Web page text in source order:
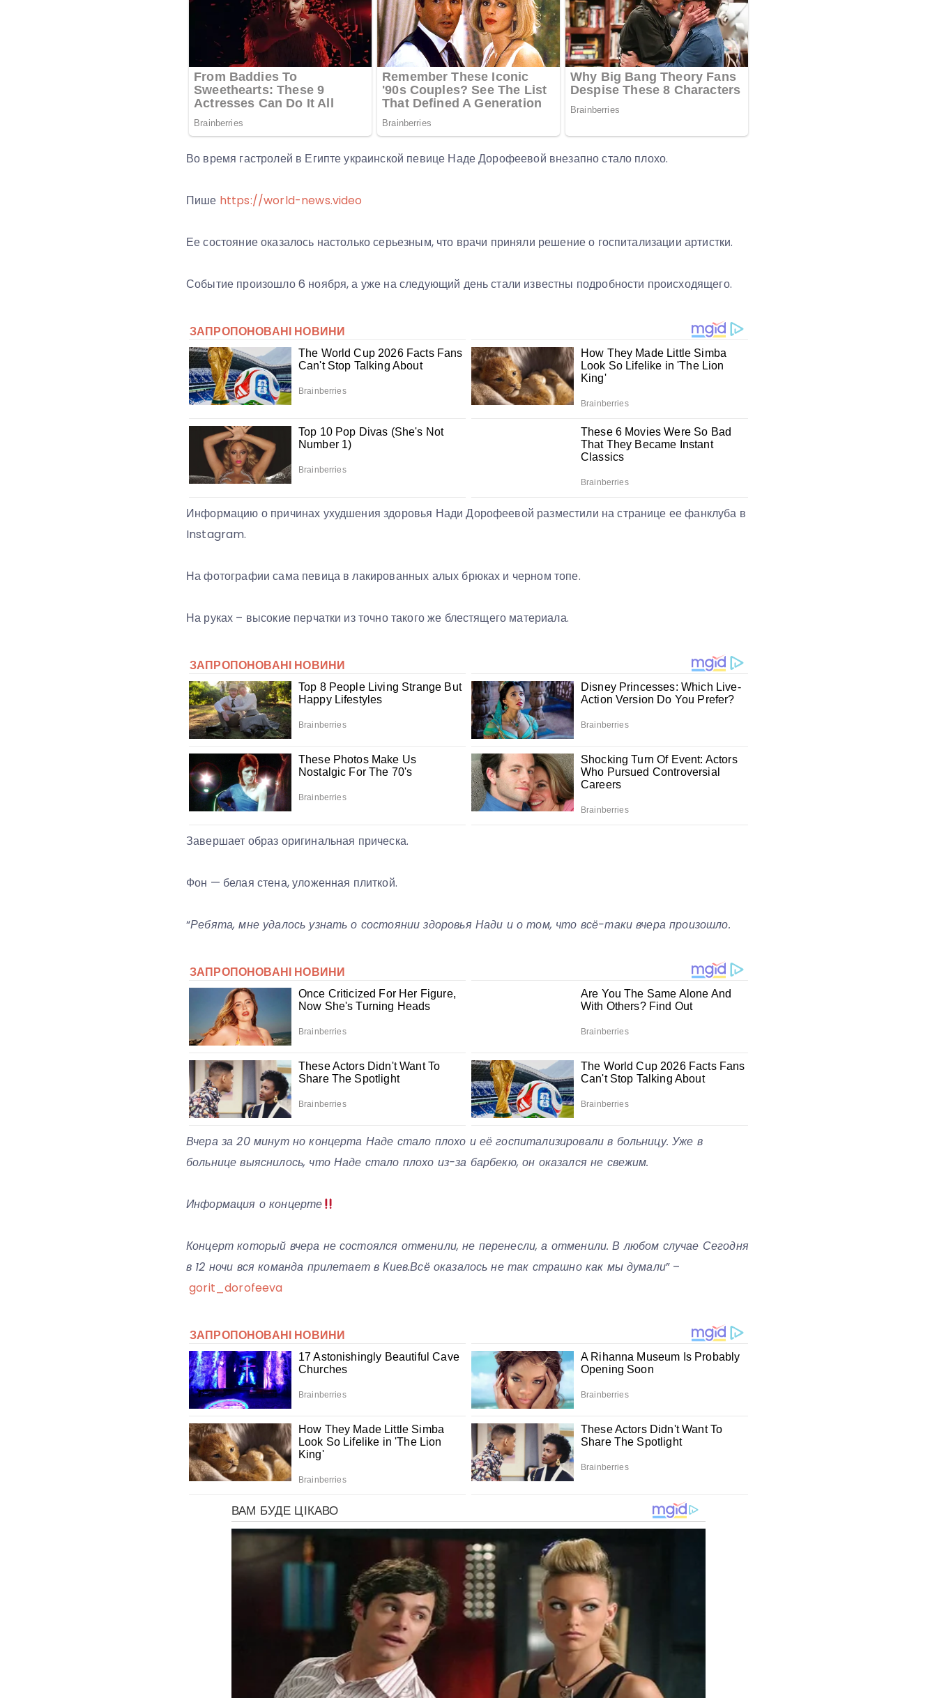
Во время гастролей в Египте украинской певице Наде Дорофеевой внезапно стало плохо.
Пише https://world-news.video
Ее состояние оказалось настолько серьезным, что врачи приняли решение о госпитализации артистки.
Событие произошло 6 ноября, а уже на следующий день стали известны подробности происходящего.
Информацию о причинах ухудшения здоровья Нади Дорофеевой разместили на странице ее фанклуба в
Instagram.
На фотографии сама певица в лакированных алых брюках и черном топе.
На руках – высокие перчатки из точно такого же блестящего материала.
Завершает образ оригинальная прическа.
Фон — белая стена, уложенная плиткой.
“Ребята, мне удалось узнать о состоянии здоровья Нади и о том, что всё-таки вчера произошло.
Вчера за 20 минут но концерта Наде стало плохо и её госпитализировали в больницу. Уже в
больнице выяснилось, что Наде стало плохо из-за барбекю, он оказался не свежим.
Информация о концерте
Концерт который вчера не состоялся отменили, не перенесли, а отменили. В любом случае Сегодня
в 12 ночи вся команда прилетает в Киев.Всё оказалось не так страшно как мы думали” –
gorit_dorofeeva